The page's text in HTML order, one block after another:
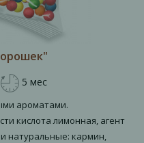
5 мес
ароматами.
кислота лимонная, агент
натуральные: кармин,